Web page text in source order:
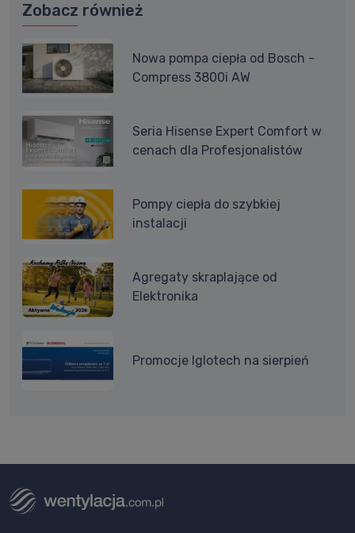
Zobacz również
Nowa pompa ciepła od Bosch -
Compress 3800i AW
Seria Hisense Expert Comfort w
cenach dla Profesjonalistów
Pompy ciepła do szybkiej
instalacji
Agregaty skraplające od
Elektronika
Promocje Iglotech na sierpień